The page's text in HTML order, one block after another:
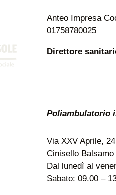
Anteo Impresa
01758780025
Direttore
Poliambulatorio
Via XXV Aprile,
Cinisello Balsamo
Dal lunedì al
Sabato: 09.00 –